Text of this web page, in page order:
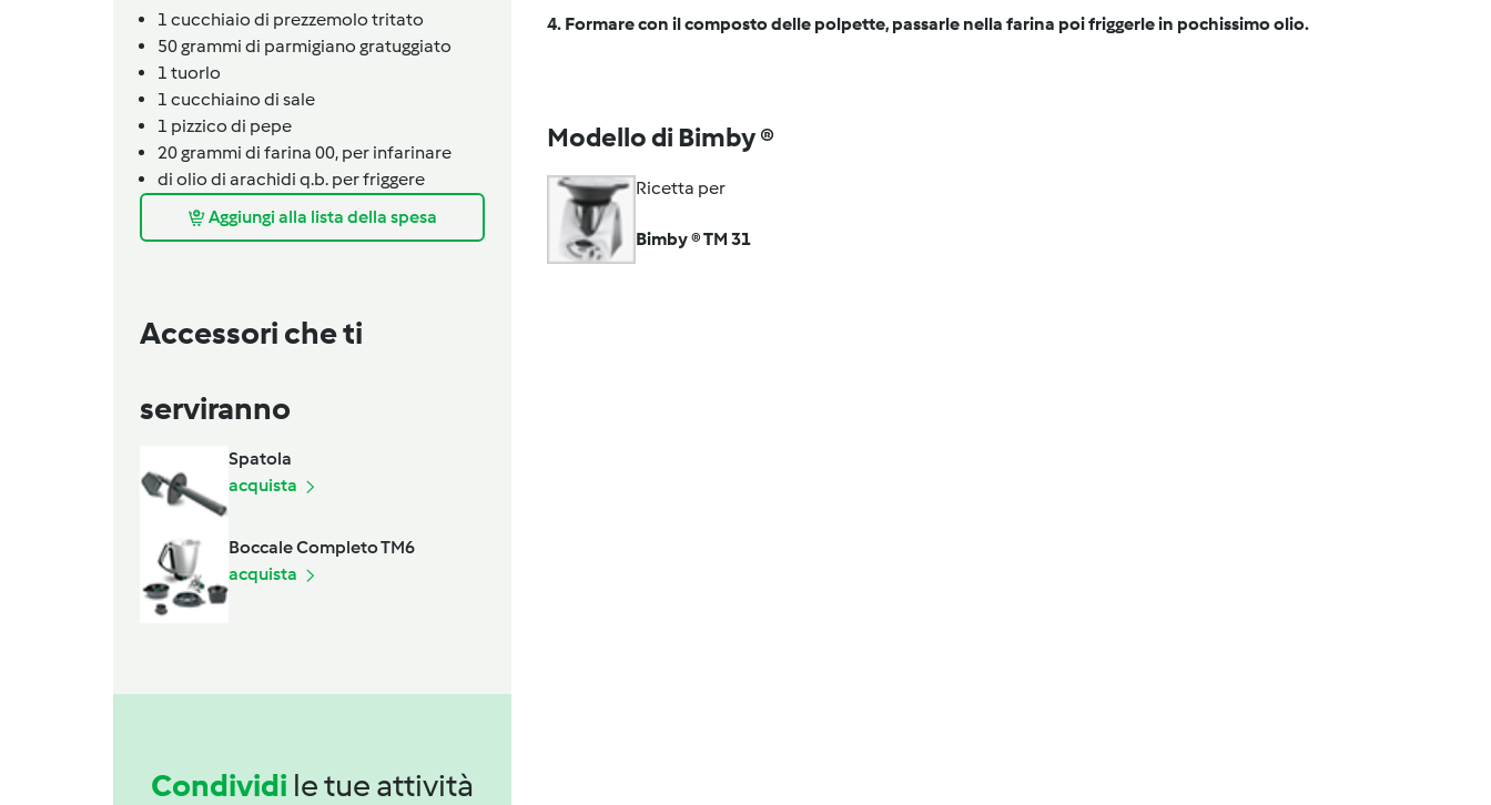
1 cucchiaio di prezzemolo tritato
50grammi di parmigiano gratuggiato
1 tuorlo
1 cucchiaino di sale
1 pizzico di pepe
20grammi di farina 00, per infarinare
di olio di arachidi q.b. per friggere
Aggiungi alla lista della spesa
Accessori che ti
serviranno
Spatola
acquista
Boccale Completo TM6
acquista
Condividi le tue attività
4. Formare con il composto delle polpette, passarle nella farina poi friggerle in pochissimo olio.
Modello di Bimby ®
Ricetta per
Bimby ® TM 31